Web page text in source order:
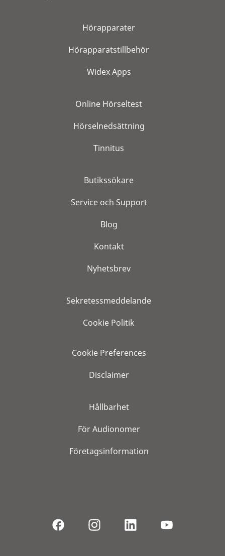
Hörapparater
Hörapparatstillbehör
Widex Apps
Online Hörseltest
Hörselnedsättning
Tinnitus
Butikssökare
Service och Support
Blog
Kontakt
Nyhetsbrev
Sekretessmeddelande
Cookie Politik
Cookie Preferences
Disclaimer
Hållbarhet
För Audionomer
Företagsinformation